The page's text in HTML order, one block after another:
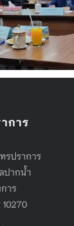
การ
รปราการ
ปากน้ำ
าร